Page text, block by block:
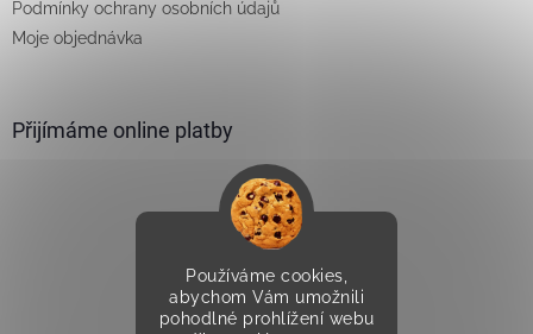
Používáme cookies,
abychom Vám umožnili
pohodlné prohlížení webu
Podmínky ochrany osobních údajů
Moje objednávka
Přijímáme online platby
Vytvořilo Studio Avocado